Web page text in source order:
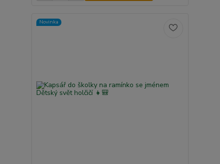
Novinka